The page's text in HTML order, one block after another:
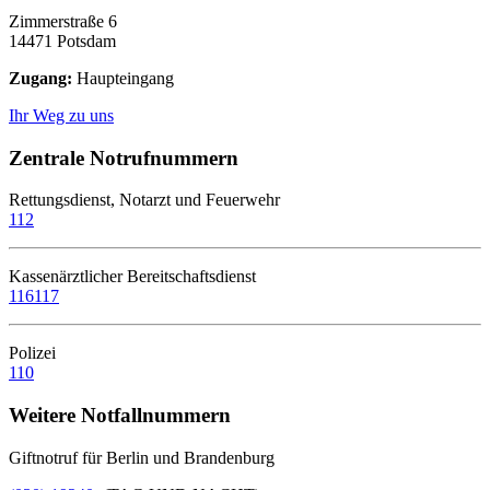
Zimmerstraße 6
14471 Potsdam
Zugang: Haupteingang
Ihr Weg zu uns
Zentrale Notrufnummern
Rettungsdienst, Notarzt und Feuerwehr
112
Kassenärztlicher Bereitschaftsdienst
116117
Polizei
110
Weitere Notfallnummern
Giftnotruf für Berlin und Brandenburg